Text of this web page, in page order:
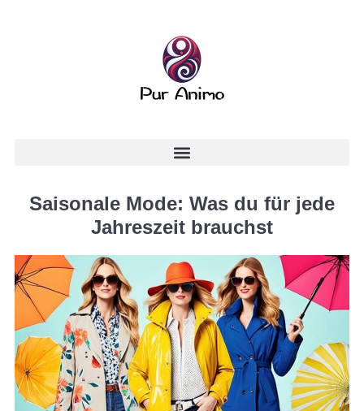
Saisonale Mode: Was du für jede
Jahreszeit brauchst